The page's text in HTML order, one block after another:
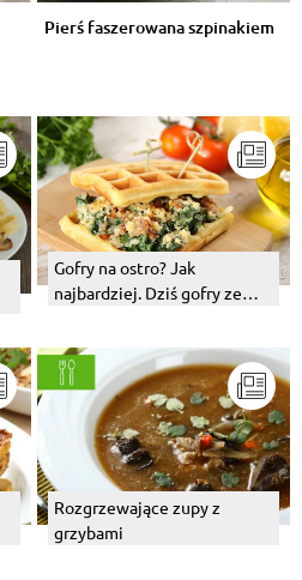
Pierś faszerowana szpinakiem
Gofry na ostro? Jak
najbardziej. Dziś gofry ze
pomidorami.
Rozgrzewające zupy z
grzybami